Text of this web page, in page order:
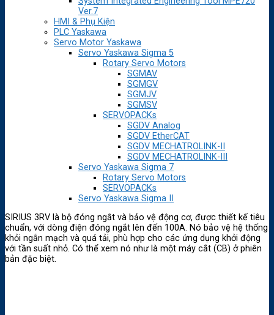
Ver.7
HMI & Phụ Kiện
PLC Yaskawa
Servo Motor Yaskawa
Servo Yaskawa Sigma 5
Rotary Servo Motors
SGMAV
SGMGV
SGMJV
SGMSV
SERVOPACKs
SGDV Analog
SGDV EtherCAT
SGDV MECHATROLINK-II
SGDV MECHATROLINK-III
Servo Yaskawa Sigma 7
Rotary Servo Motors
SERVOPACKs
Servo Yaskawa Sigma II
SIRIUS 3RV là bộ đóng ngắt và bảo vệ động cơ, được thiết kế tiêu
chuẩn, với dòng điện đóng ngắt lên đến 100A. Nó bảo vệ hệ thống
khỏi ngắn mạch và quá tải, phù hợp cho các ứng dụng khởi động
với tần suất nhỏ. Có thể xem nó như là một máy cắt (CB) ở phiên
bản đặc biệt.